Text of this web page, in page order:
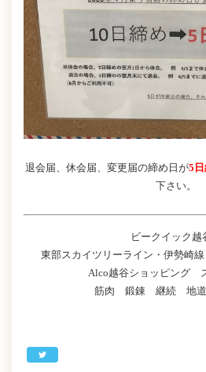
退会届、休会届、変更届の締め日が5
下さい。
ビークイック越
東部スカイツリーライン・伊勢
Alco越谷ショッピング
筋肉 鍛錬 継続 地道